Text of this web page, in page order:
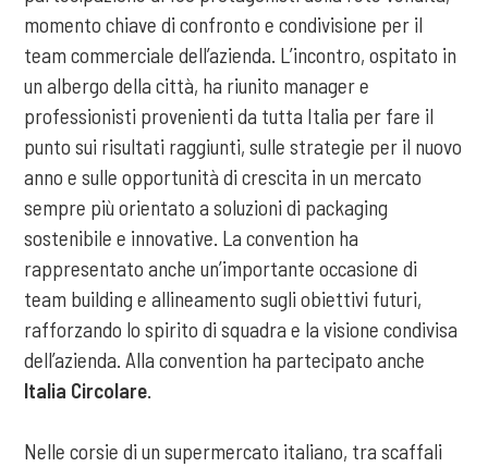
momento chiave di confronto e condivisione per il
team commerciale dell’azienda. L’incontro, ospitato in
un albergo della città, ha riunito manager e
professionisti provenienti da tutta Italia per fare il
punto sui risultati raggiunti, sulle strategie per il nuovo
anno e sulle opportunità di crescita in un mercato
sempre più orientato a soluzioni di packaging
sostenibile e innovative. La convention ha
rappresentato anche un’importante occasione di
team building e allineamento sugli obiettivi futuri,
rafforzando lo spirito di squadra e la visione condivisa
dell’azienda. Alla convention ha partecipato anche
Italia Circolare.
Nelle corsie di un supermercato italiano, tra scaffali